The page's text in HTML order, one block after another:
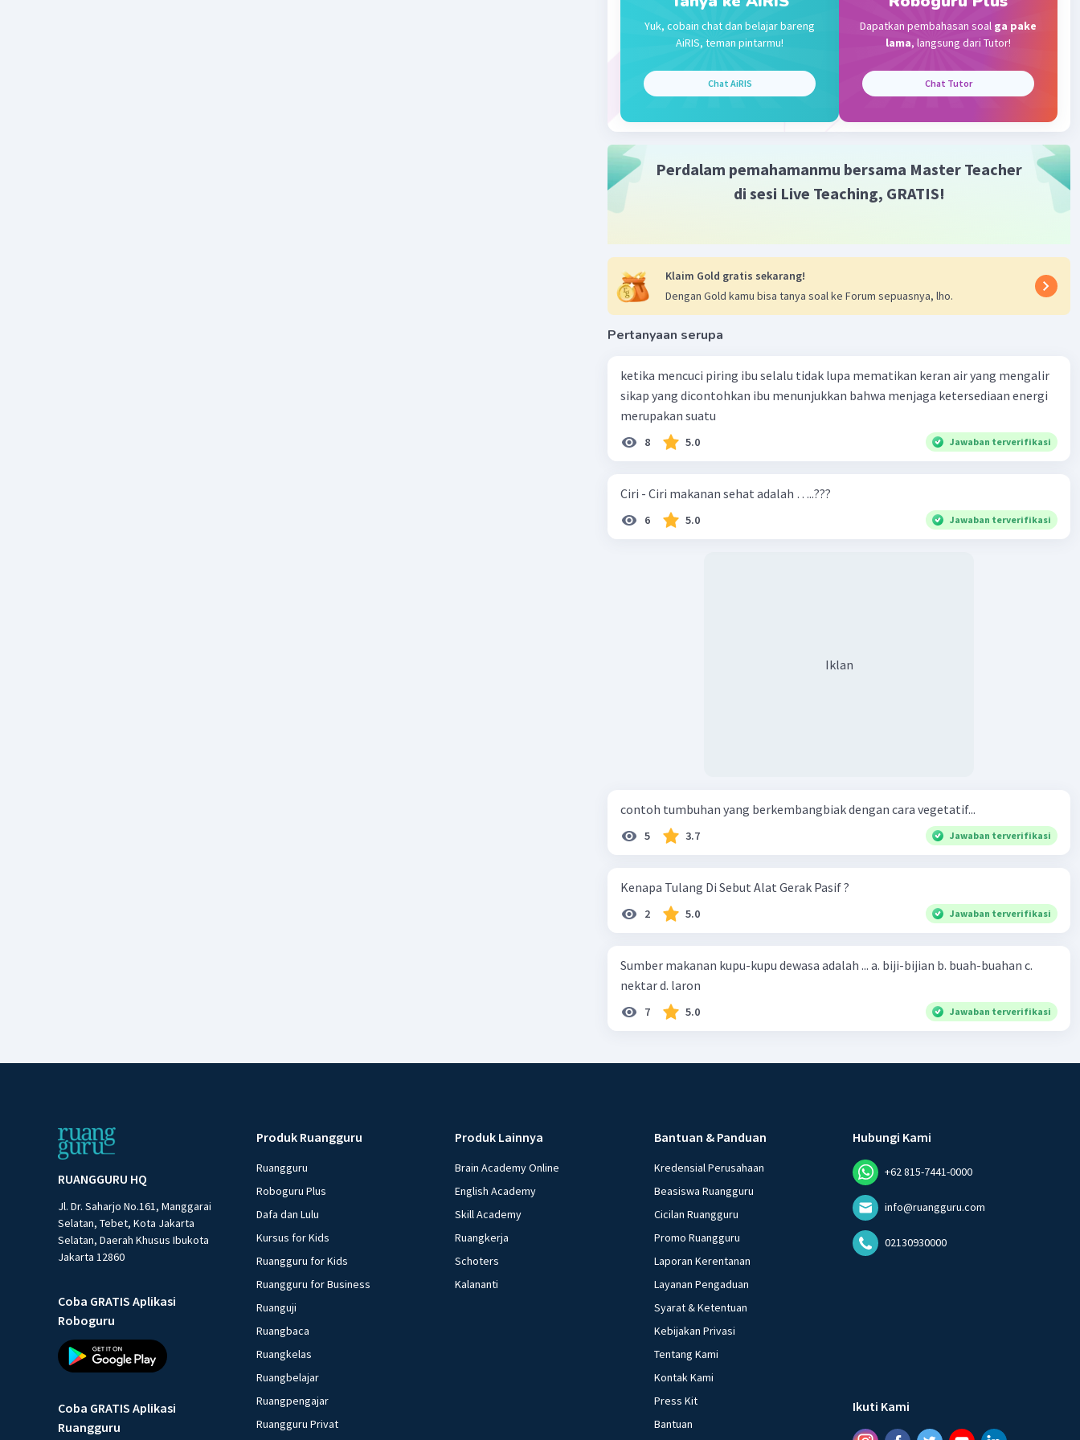
rongga dada.
Beri Rating·0.0 Balas
Yuk, cobain chat dan belajar bareng
AiRIS, teman pintarmu!
Chat AiRIS
Dapatkan pembahasan soal ga pake
lama, langsung dari Tutor!
Chat Tutor
Perdalam pemahamanmu bersama Master Teacher
di sesi Live Teaching, GRATIS!
Klaim Gold gratis sekarang!
Dengan Gold kamu bisa tanya soal ke Forum sepuasnya, lho.
Pertanyaan serupa
ketika mencuci piring ibu selalu tidak lupa mematikan keran air yang mengalir
sikap yang dicontohkan ibu menunjukkan bahwa menjaga ketersediaan energi
merupakan suatu
8 5.0 Jawaban terverifikasi
Ciri - Ciri makanan sehat adalah …..???
6 5.0 Jawaban terverifikasi
Iklan
contoh tumbuhan yang berkembangbiak dengan cara vegetatif...
5 3.7 Jawaban terverifikasi
Kenapa Tulang Di Sebut Alat Gerak Pasif ?
2 5.0 Jawaban terverifikasi
Sumber makanan kupu-kupu dewasa adalah ... a. biji-bijian b. buah-buahan c.
nektar d. laron
7 5.0 Jawaban terverifikasi
RUANGGURU HQ
Jl. Dr. Saharjo No.161, Manggarai
Selatan, Tebet, Kota Jakarta
Selatan, Daerah Khusus Ibukota
Jakarta 12860
Coba GRATIS Aplikasi
Roboguru
Coba GRATIS Aplikasi
Ruangguru
Produk Ruangguru
Ruangguru
Roboguru Plus
Dafa dan Lulu
Kursus for Kids
Ruangguru for Kids
Ruangguru for Business
Ruanguji
Ruangbaca
Ruangkelas
Ruangbelajar
Ruangpengajar
Ruangguru Privat
Produk Lainnya
Brain Academy Online
English Academy
Skill Academy
Ruangkerja
Schoters
Kalananti
Bantuan & Panduan
Kredensial Perusahaan
Beasiswa Ruangguru
Cicilan Ruangguru
Promo Ruangguru
Laporan Kerentanan
Layanan Pengaduan
Syarat & Ketentuan
Kebijakan Privasi
Tentang Kami
Kontak Kami
Press Kit
Bantuan
Hubungi Kami
+62 815-7441-0000
info@ruangguru.com
02130930000
Ikuti Kami